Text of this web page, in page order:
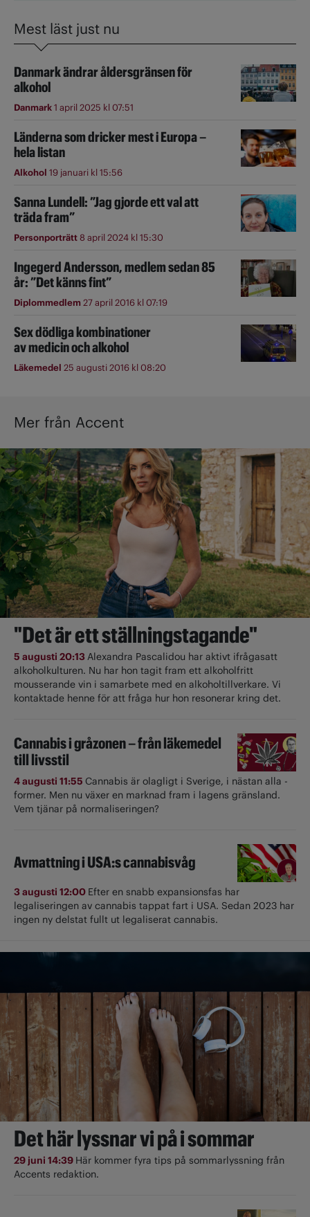
Mest läst just nu
Danmark ändrar åldersgränsen för
alkohol
Danmark1 april 2025 kl 07:51
Länderna som dricker mest i Europa –
hela listan
Alkohol 19 januari kl 15:56
Sanna Lundell: ”Jag gjorde ett val att
träda fram”
Personporträtt8 april 2024 kl 15:30
Ingegerd Andersson, medlem sedan 85
år: ”Det känns fint”
Diplommedlem27 april 2016 kl 07:19
Sex dödliga kombinationer
av medicin och alkohol
Läkemedel 25 augusti 2016 kl 08:20
Mer från Accent
"Det är ett ställningstagande"
5 augusti 20:13Alexandra Pascalidou har aktivt ifrågasatt
alkoholkulturen. Nu har hon tagit fram ett alkoholfritt
mousserande vin i samarbete med en alkoholtillverkare. Vi
kontaktade henne för att fråga hur hon resonerar kring det.
Cannabis i gråzonen – från läkemedel
till livsstil
4 augusti 11:55 Cannabis är olagligt i ­Sverige, i nästan alla ­
former. Men nu växer en marknad fram i lagens gränsland.
Vem tjänar på normaliseringen?
Avmattning i USA:s cannabisvåg
3 augusti 12:00 Efter en snabb expansionsfas har
legaliseringen av cannabis tappat fart i USA. Sedan 2023 har
ingen ny delstat fullt ut ­legaliserat cannabis.
Det här lyssnar vi på i sommar
29 juni 14:39 Här kommer fyra tips på sommarlyssning från
Accents redaktion.